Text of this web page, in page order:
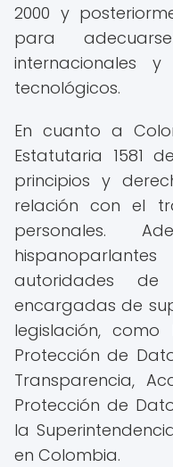
2000 y
para
internacionales
tecnológicos.
En cuanto a
Estatutaria 1581
principios y
relación con el
personales.
autoridades
encargadas de
legislación,
Protección de
Transparencia,
Protección de
la
en Colombia.